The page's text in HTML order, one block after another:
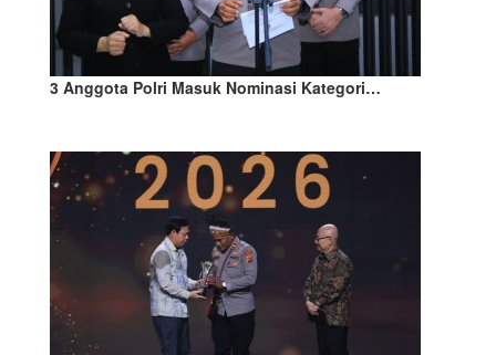
3 Anggota Polri Masuk Nominasi Kategori…